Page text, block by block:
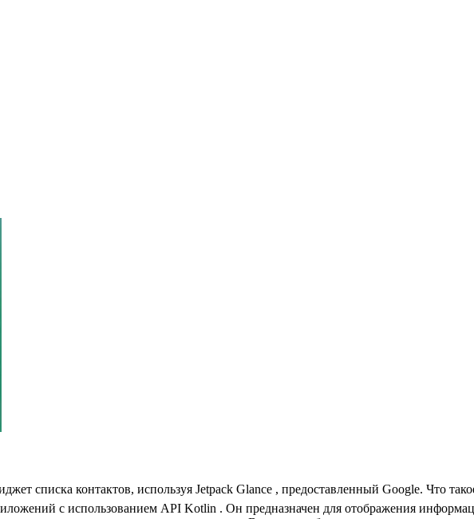
списка контактов, используя Jetpack Glance , предоставленный Google. Что
с использованием API Kotlin . Он предназначен для отображения